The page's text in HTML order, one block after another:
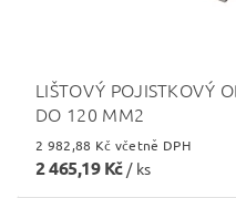
LIŠTOVÝ POJISTKOVÝ
DO 120 MM2
2 982,88 Kč včetně DPH
2 465,19 Kč / ks